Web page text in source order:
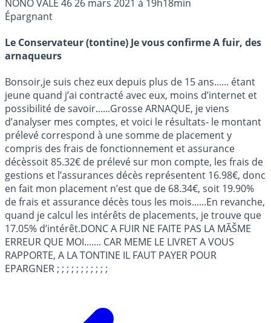
NONO VALE 4626 mars 2021 à 19h18min
Épargnant
Le Conservateur (tontine) Je vous confirme A fuir, des
arnaqueurs
Bonsoir,je suis chez eux depuis plus de 15 ans...... étant
jeune quand j’ai contracté avec eux, moins d’internet et
possibilité de savoir......Grosse ARNAQUE, je viens
d’analyser mes comptes, et voici le résultats- le montant
prélevé correspond à une somme de placement y
compris des frais de fonctionnement et assurance
décèssoit 85.32€ de prélevé sur mon compte, les frais de
gestions et l’assurances décès représentent 16.98€, donc
en fait mon placement n’est que de 68.34€, soit 19.90%
de frais et assurance décès tous les mois......En revanche,
quand je calcul les intérêts de placements, je trouve que
17.05% d’intérêt.DONC A FUIR NE FAITE PAS LA MÃŠME
ERREUR QUE MOI....... CAR MEME LE LIVRET A VOUS
RAPPORTE, A LA TONTINE IL FAUT PAYER POUR
EPARGNER ; ; ; ; ; ; ; ; ; ; ;